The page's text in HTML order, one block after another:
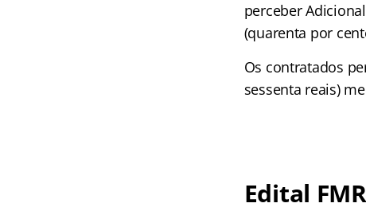
perceber
(quarenta por
Os contratados
sessenta reais)
Edital